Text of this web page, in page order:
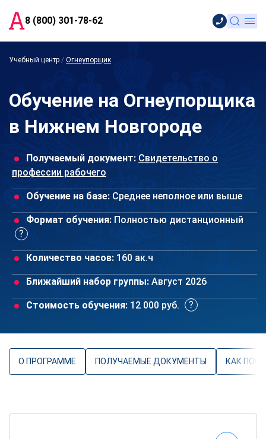
8 (800) 301-78-62
Учебный центр / Огнеупорщик
Обучение на Огнеупорщика
в Нижнем Новгороде
Получаемый документ: Свидетельство о
профессии рабочего
Обучение на базе: Среднее неполное или выше
Формат обучения: Полностью дистанционный
Количество часов: 160 ак.ч
Ближайший набор группы: Август 2026
Стоимость обучения: 12 000 руб.
О ПРОГРАММЕ ПОЛУЧАЕМЫЕ ДОКУМЕНТЫ КАК